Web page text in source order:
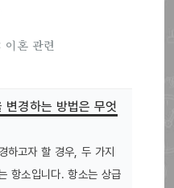
이혼 관련
변경하는 방법은 무엇
하고자 할 경우, 두 가지
항소입니다. 항소는 상급